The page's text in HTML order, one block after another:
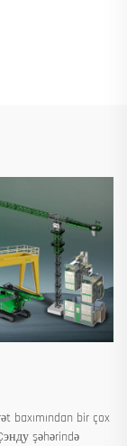
baxımından bir çox
şəhərində